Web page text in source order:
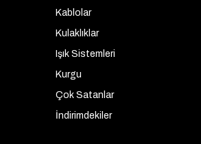
Kablolar
Kulaklıklar
Işık Sistemleri
Kurgu
Çok Satanlar
İndirimdekiler